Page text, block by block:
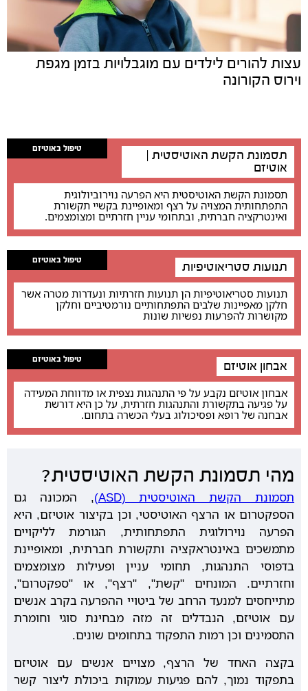
עצות להורים לילדים עם מוגבלויות בזמן מגפת
וירוס הקורונה
טיפול באוטיזם
תסמונת הקשת האוטיסטית |
אוטיזם
תסמונת הקשת האוטיסטית היא הפרעה נוירוביולוגית
התפתחותית המצויה על רצף ומאופיינת בקשיי תקשורת
ואינטרקציה חברתית, ובתחומי עניין חזרתיים ומצומצמים.
טיפול באוטיזם תנועות סטריאוטיפיות
תנועות סטריאוטיפיות הן תנועות חזרתיות ונעדרות מטרה אשר
חלקן מאפיינות שלבים התפתחותיים נורמטיביים וחלקן
מקושרות להפרעות נפשיות שונות
טיפול באוטיזם אבחון אוטיזם
אבחון אוטיזם נקבע על פי התנהגות נצפית או מדווחת המעידה
על פגיעה בתקשורת והתנהגות חזרתית, על כן היא דורשת
אבחנה של רופא ופסיכולוג בעלי הכשרה בתחום.
מהי תסמונת הקשת האוטיסטית?
תסמונת הקשת האוטיסטית (ASD)
, המכונה גם
הספקטרום או הרצף האוטיסטי, וכן בקיצור אוטיזם, היא
הפרעה נוירולוגית התפתחותית, הגורמת לליקויים
מתמשכים באינטראקציה ותקשורת חברתית, ומאופיינת
בדפוסי התנהגות, תחומי עניין ופעילות מצומצמים
וחזרתיים. המונחים "קשת", "רצף", או "ספקטרום",
מתייחסים למנעד הרחב של ביטויי ההפרעה בקרב אנשים
עם אוטיזם, הנבדלים זה מזה מבחינת סוגי וחומרת
התסמינים וכן רמות התפקוד בתחומים שונים.
בקצה האחד של הרצף, מצויים אנשים עם אוטיזם
בתפקוד נמוך, להם פגיעות עמוקות ביכולת ליצור קשר